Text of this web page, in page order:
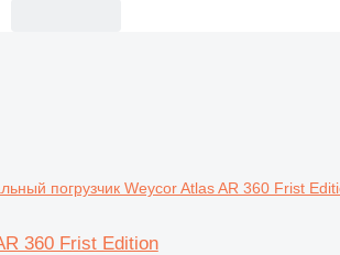
360 Frist Edition